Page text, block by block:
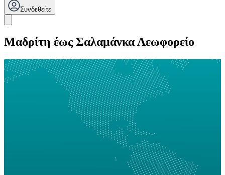
Συνδεθείτε
Μαδρίτη έως Σαλαμάνκα Λεωφορείο